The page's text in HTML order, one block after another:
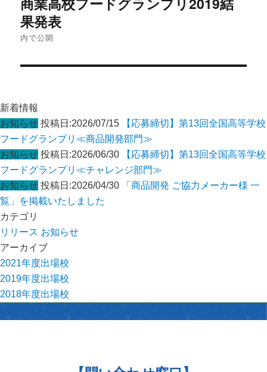
ナ
ビ
ー
ン
果発表
内で公開
新着情報
お知らせ 投稿日:2026/07/15
【応募締切】第13回全国高等学校
フードグランプリ≪商品開発部門≫
お知らせ 投稿日:2026/06/30
【応募締切】第13回全国高等学校
フードグランプリ≪チャレンジ部門≫
お知らせ 投稿日:2026/04/30
「商品開発 ご協力メーカー様 一
覧」を掲載いたしました
カテゴリ
リリース お知らせ
アーカイブ
2021年度出場校
2019年度出場校
2018年度出場校